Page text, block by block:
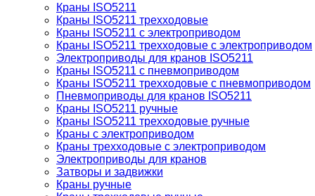
Краны ISO5211
Краны ISO5211 трехходовые
Краны ISO5211 с электроприводом
Краны ISO5211 трехходовые с электроприводом
Электроприводы для кранов ISO5211
Краны ISO5211 с пневмоприводом
Краны ISO5211 трехходовые с пневмоприводом
Пневмоприводы для кранов ISO5211
Краны ISO5211 ручные
Краны ISO5211 трехходовые ручные
Краны с электроприводом
Краны трехходовые с электроприводом
Электроприводы для кранов
Затворы и задвижки
Краны ручные